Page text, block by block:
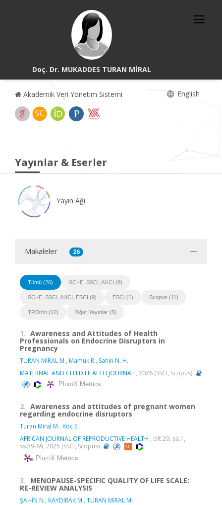
Doç. Dr. MUKADDES TURAN MİRAL
Akademik Veri Yönetim Sistemi English
Yayınlar & Eserler
Yayın Ağı
Makaleler 26
Tümü (26) SCI-E, SSCI, AHCI (8)
SCI-E, SSCI, AHCI, ESCI (9) ESCI (1) Scopus (11)
TRDizin (12) Diğer Yayınlar (5)
1. Awareness and Attitudes of Health
Professionals on Endocrine Disruptors in
Pregnancy
TURAN MİRAL M., Mamuk R., Sahin N. H.
MATERNAL AND CHILD HEALTH JOURNAL , 2026 (SSCI, Scopus)
PlumX Metrics
2. Awareness and attitudes of pregnant women
regarding endocrine disruptors
Turan Miral M., Koc E.
AFRICAN JOURNAL OF REPRODUCTIVE HEALTH , cilt.29, sa.1,
ss.59-69, 2025 (SSCI, Scopus)
PlumX Metrics
3. MENOPAUSE-SPECIFIC QUALITY OF LIFE SCALE:
RE-REVIEW ANALYSIS
ŞAHİN N., KAYDIRAK M., TURAN MİRAL M.